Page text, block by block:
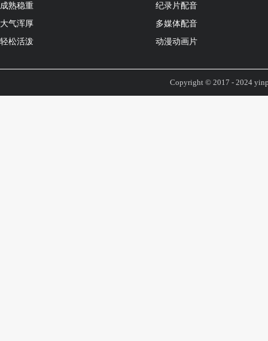
成熟稳重
大气浑厚
轻松活泼
纪录片配音
多媒体配音
动漫动画片
Copyright © 2017 - 2024